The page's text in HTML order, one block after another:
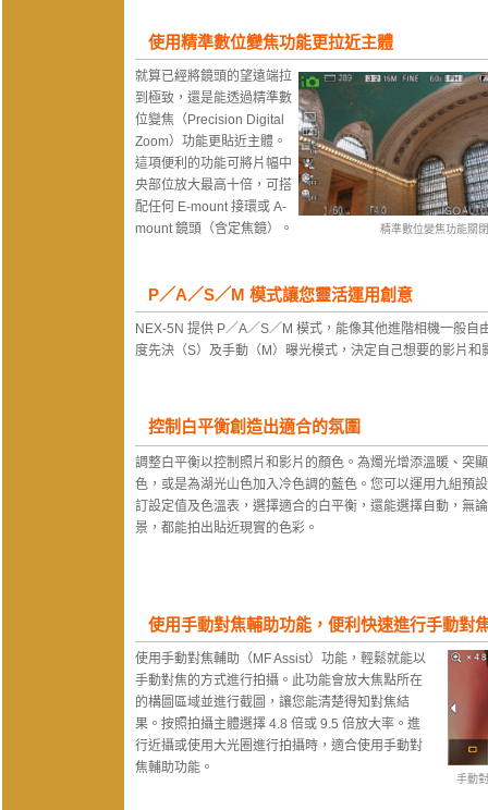
使用精準數位變焦功能更拉近主體
就算已經將鏡頭的望遠端拉
到極致，還是能透過精準數
位變焦（Precision Digital
Zoom）功能更貼近主體。
這項便利的功能可將片幅中
央部位放大最高十倍，可搭
配任何 E-mount 接環或 A-
mount 鏡頭（含定焦鏡）。
精準數位變焦功能關閉
P／A／S／M 模式讓您靈活運用創意
NEX-5N 提供 P／A／S／M 模式，能像其他進階相機一般
度先決（S）及手動（M）曝光模式，決定自己想要的影片和
控制白平衡創造出適合的氛圍
調整白平衡以控制照片和影片的顏色。為燭光增添溫暖、突
色，或是為湖光山色加入冷色調的藍色。您可以運用九組預
訂設定值及色溫表，選擇適合的白平衡，還能選擇自動，無
景，都能拍出貼近現實的色彩。
使用手動對焦輔助功能，便利快速進行手動對
使用手動對焦輔助（MF Assist）功能，輕鬆就能以
手動對焦的方式進行拍攝。此功能會放大焦點所在
的構圖區域並進行截圖，讓您能清楚得知對焦結
果。按照拍攝主體選擇 4.8 倍或 9.5 倍放大率。進
行近攝或使用大光圈進行拍攝時，適合使用手動對
焦輔助功能。
手動